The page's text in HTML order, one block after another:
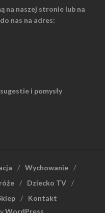
na naszej stronie lub na
nas na adres:
i pomysły
Wychowanie
Dziecko TV
Kontakt
WordPress